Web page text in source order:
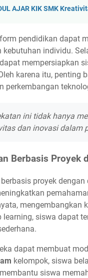
AJAR KIK SMK
pendidikan dapat
kebutuhan individu.
mempersiapkan
karena itu,
perkembangan
ini tidak hanya
dan inovasi dalam
Berbasis Proyek
proyek
mengembangkan
learning, siswa dapat
dapat membuat
kelompok, siswa
siswa